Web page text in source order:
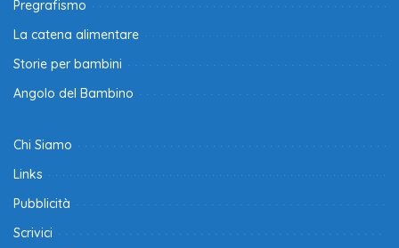
Pregrafismo
La catena alimentare
Storie per bambini
Angolo del Bambino
Chi Siamo
Links
Pubblicità
Scrivici